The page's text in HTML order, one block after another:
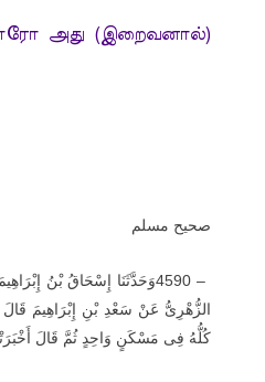
அது (இறைவனால்)
صحيح مسلم
4590 –وَحَدَّثَنَا إِسْحَاقُ بْنُ
الزُّهْرِىُّ عَنْ سَعْدِ بْنِ إِبْرَاهِيمَ
كُلُّهُ فِى مَسْكَنٍ وَاحِدٍ ثُمَّ قَالَ